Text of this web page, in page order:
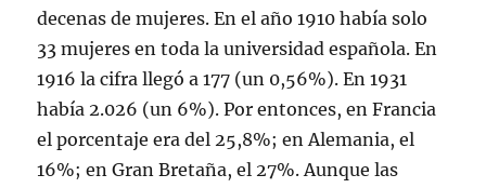
decenas de mujeres. En el año 1910 había solo
33 mujeres en toda la universidad española. En
1916 la cifra llegó a 177 (un 0,56%). En 1931
había 2.026 (un 6%). Por entonces, en Francia
el porcentaje era del 25,8%; en Alemania, el
16%; en Gran Bretaña, el 27%. Aunque las